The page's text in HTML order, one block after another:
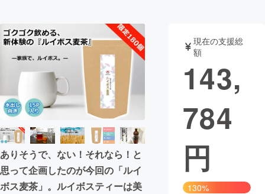
テクノロジー・ガジェット
映像・映画 書籍・雑誌
ビジネス・起業 チャレンジ
まちづくり・地域活性化
CAMPFIRE for Social Good
CAMPFIRE Creation
ありそうで、ない！それなら！と
思って企画したのが今回の「ルイ
ボス麦茶」。ルイボスティーは美
現在の支援総
額
143,
784
円
130%